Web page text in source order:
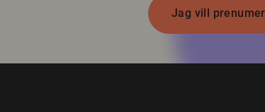
Jag vill